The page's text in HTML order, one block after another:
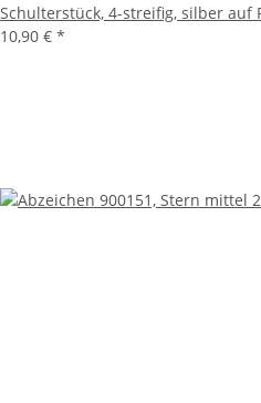
Schulterstück, 4-streifig, silber auf
10,90 € *